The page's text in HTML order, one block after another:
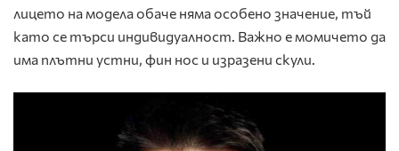
лицето на модела обаче няма особено значение, тъй
като се търси индивидуалност. Важно е момичето да
има плътни устни, фин нос и изразени скули.